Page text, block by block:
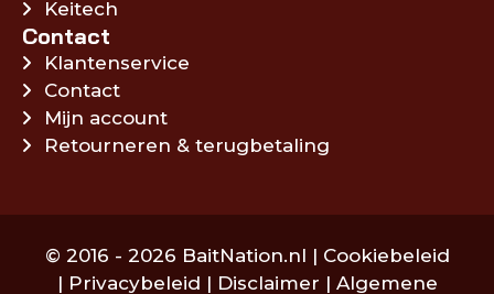
Keitech
Contact
Klantenservice
Contact
Mijn account
Retourneren & terugbetaling
© 2016 - 2026 BaitNation.nl | Cookiebeleid
| Privacybeleid | Disclaimer | Algemene